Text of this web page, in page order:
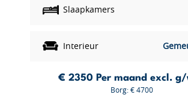
Slaapkamers
Interieur
€ 2350 Per maand excl.
Borg: € 4700